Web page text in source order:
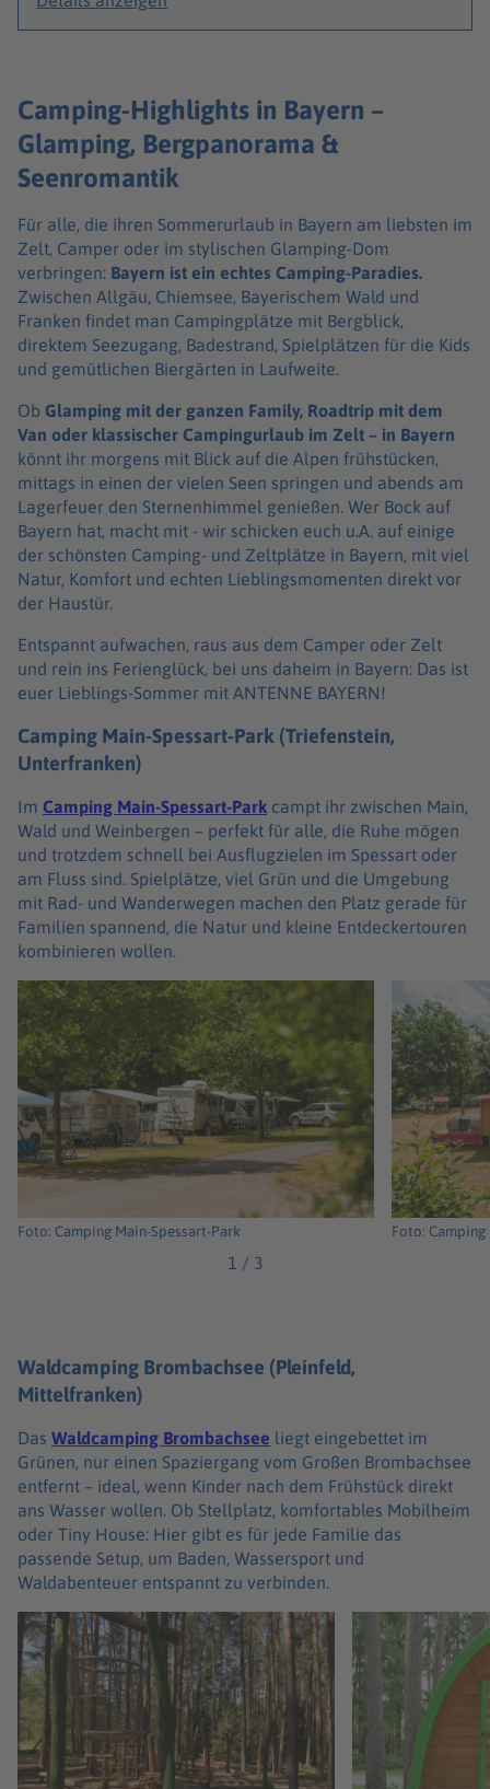
Camping-Highlights in Bayern –
Glamping, Bergpanorama &
Seenromantik
Für alle, die ihren Sommerurlaub in Bayern am liebsten im
Zelt, Camper oder im stylischen Glamping-Dom
verbringen: Bayern ist ein echtes Camping-Paradies.
Zwischen Allgäu, Chiemsee, Bayerischem Wald und
Franken findet man Campingplätze mit Bergblick,
direktem Seezugang, Badestrand, Spielplätzen für die Kids
und gemütlichen Biergärten in Laufweite.
Ob Glamping mit der ganzen Family, Roadtrip mit dem
Van oder klassischer Campingurlaub im Zelt – in Bayern
könnt ihr morgens mit Blick auf die Alpen frühstücken,
mittags in einen der vielen Seen springen und abends am
Lagerfeuer den Sternenhimmel genießen. Wer Bock auf
Bayern hat, macht mit - wir schicken euch u.A. auf einige
der schönsten Camping- und Zeltplätze in Bayern, mit viel
Natur, Komfort und echten Lieblingsmomenten direkt vor
der Haustür.
Entspannt aufwachen, raus aus dem Camper oder Zelt
und rein ins Ferienglück, bei uns daheim in Bayern: Das ist
euer Lieblings-Sommer mit ANTENNE BAYERN!
Camping Main-Spessart-Park (Triefenstein,
Unterfranken)
Im Camping Main-Spessart-Park campt ihr zwischen Main,
Wald und Weinbergen – perfekt für alle, die Ruhe mögen
und trotzdem schnell bei Ausflugzielen im Spessart oder
am Fluss sind. Spielplätze, viel Grün und die Umgebung
mit Rad- und Wanderwegen machen den Platz gerade für
Familien spannend, die Natur und kleine Entdeckertouren
kombinieren wollen.
Foto: Camping Main-Spessart-Park Foto:
1 / 3
Waldcamping Brombachsee (Pleinfeld,
Mittelfranken)
Das Waldcamping Brombachsee liegt eingebettet im
Grünen, nur einen Spaziergang vom Großen Brombachsee
entfernt – ideal, wenn Kinder nach dem Frühstück direkt
ans Wasser wollen. Ob Stellplatz, komfortables Mobilheim
oder Tiny House: Hier gibt es für jede Familie das
passende Setup, um Baden, Wassersport und
Waldabenteuer entspannt zu verbinden.